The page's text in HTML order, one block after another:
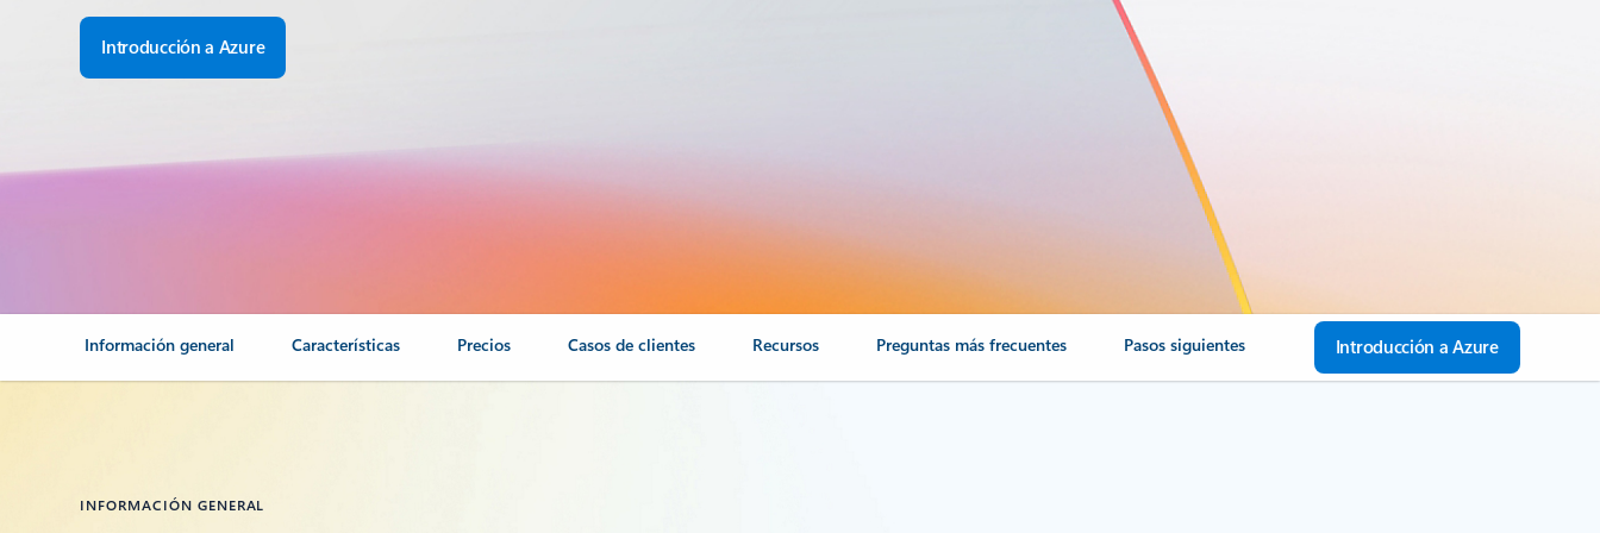
Introducción a Azure
Información general Características Precios Casos de clientes Recursos Preguntas más frecuentes Pasos siguientes Introducción a Azure
INFORMACIÓN GENERAL